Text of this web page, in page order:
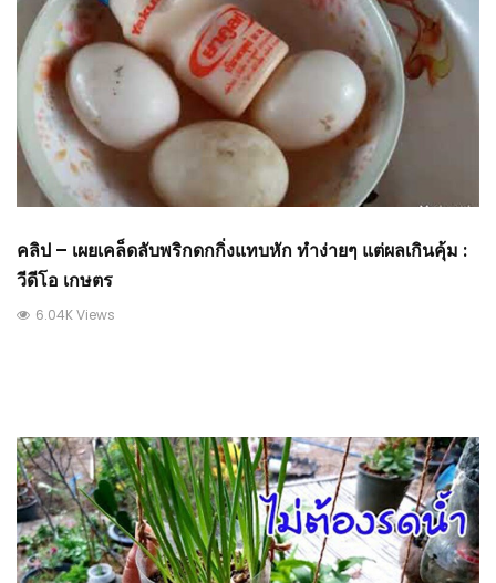
คลิป – เผยเคล็ดลับพริกดกกิ่งแทบหัก ทำง่ายๆ แต่ผลเกินคุ้ม :
วีดีโอ เกษตร
6.04K Views